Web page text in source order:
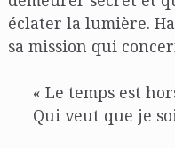
éclater la lumière.
sa mission qui
« Le temps est
Qui veut que je